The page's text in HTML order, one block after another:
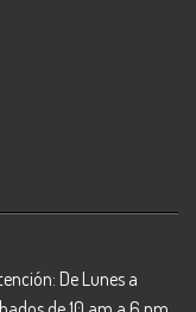
De Lunes a